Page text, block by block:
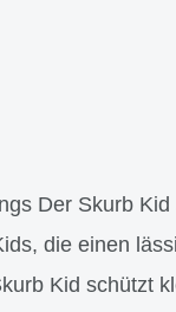
Der Skurb
die einen
Kid schützt